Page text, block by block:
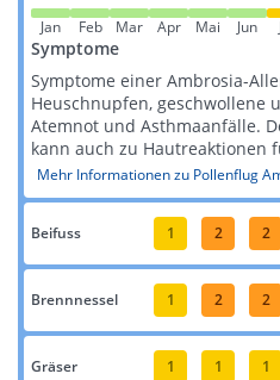
Jan Feb Mar Apr Mai Jun
Symptome
Symptome einer Ambrosia-
Heuschnupfen, geschwollene
Atemnot und Asthmaanfälle.
kann auch zu Hautreaktionen
Mehr Informationen zu Pollenflug
Beifuss 1 2 2
Brennnessel 1 2 2
Gräser 1 1 1